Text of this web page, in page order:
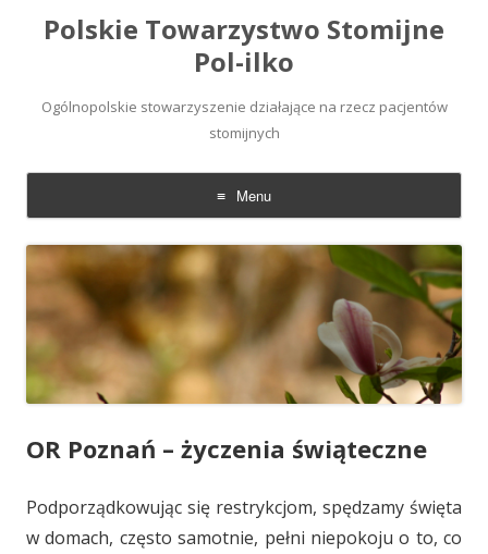
Polskie Towarzystwo Stomijne
Pol-ilko
Ogólnopolskie stowarzyszenie działające na rzecz pacjentów
stomijnych
Menu
Skip
to
content
OR Poznań – życzenia świąteczne
Podporządkowując się restrykcjom, spędzamy święta
w domach, często samotnie, pełni niepokoju o to, co